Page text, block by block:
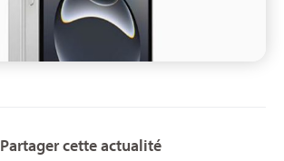
Partager cette actualité